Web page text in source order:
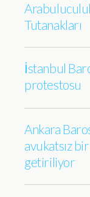
Tutanakları
İstanbul
protestosu
Ankara
avukatsız
getiriliyor